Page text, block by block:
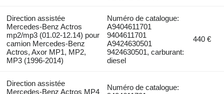
Direction assistée
Mercedes-Benz Actros
mp2/mp3 (01.02-12.14) pour
camion Mercedes-Benz
Actros, Axor MP1, MP2,
MP3 (1996-2014)
Numéro de catalogue:
A9404611701
9404611701
A9424630501
9424630501, carburant:
diesel
440 €
Direction assistée
Mercedes-Benz Actros MP4
Numéro de catalogue: